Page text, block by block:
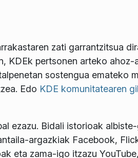
zati garrantzitsua
KDEk pertsonen arteko
sostengua emateko
Edo KDE komunitatearen
ezazu. Bidali istorioak
argazkiak Facebook,
eta zama-igo itzazu